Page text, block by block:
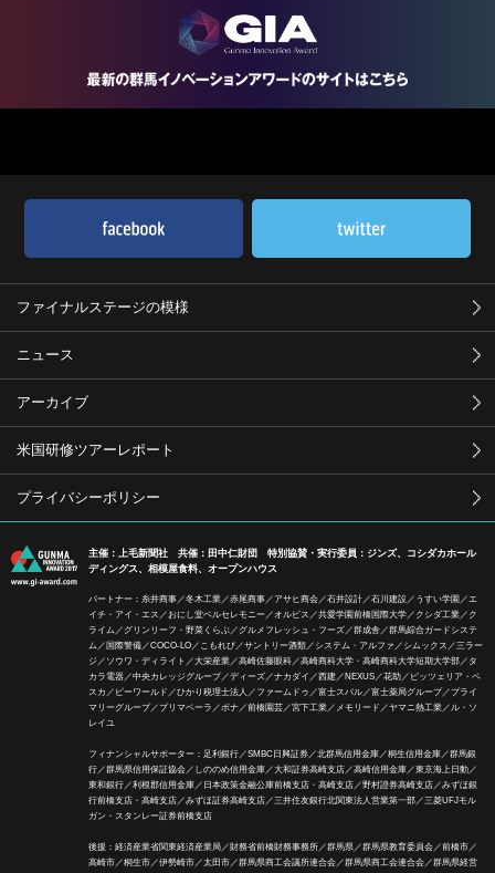
ファイナルステージの模様
ニュース
アーカイブ
米国研修ツアーレポート
プライバシーポリシー
主催：上毛新聞社 共催：田中仁財団 特別協賛・実行委員：ジンズ、コシダカホール
ディングス、相模屋食料、オープンハウス
パートナー：糸井商事／冬木工業／赤尾商事／アサヒ商会／石井設計／石川建設／うすい学園／エ
イチ・アイ・エス／おにし堂ベルセレモニー／オルビス／共愛学園前橋国際大学／クシダ工業／ク
ライム／グリンリーフ・野菜くらぶ／グルメフレッシュ・フーズ／群成舎／群馬綜合ガードシステ
ム／国際警備／COCO-LO／こもれび／サントリー酒類／システム・アルファ／シムックス／三ラー
ジ／ソウワ・ディライト／大栄産業／高崎佐藤眼科／高崎商科大学・高崎商科大学短期大学部／タ
カラ電器／中央カレッジグループ／ディーズ／ナカダイ／西建／NEXUS／花助／ピッツェリア・ペ
スカ／ピーワールド／ひかり税理士法人／ファームドゥ／富士スバル／富士薬局グループ／プライ
マリーグループ／プリマベーラ／ボナ／前橋園芸／宮下工業／メモリード／ヤマニ熱工業／ル・ソ
レイユ
フィナンシャルサポーター：足利銀行／SMBC日興証券／北群馬信用金庫／桐生信用金庫／群馬銀
行／群馬県信用保証協会／しののめ信用金庫／大和証券高崎支店／高崎信用金庫／東京海上日動／
東和銀行／利根郡信用金庫／日本政策金融公庫前橋支店・高崎支店／野村證券高崎支店／みずほ銀
行前橋支店・高崎支店／みずほ証券高崎支店／三井住友銀行北関東法人営業第一部／三菱UFJモル
ガン・スタンレー証券前橋支店
後援：経済産業省関東経済産業局／財務省前橋財務事務所／群馬県／群馬県教育委員会／前橋市／
高崎市／桐生市／伊勢崎市／太田市／群馬県商工会議所連合会／群馬県商工会連合会／群馬県経営